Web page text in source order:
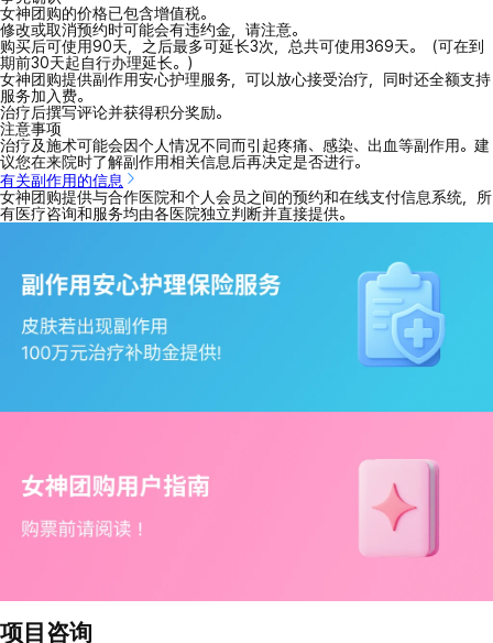
女神团购的价格已包含增值税。
修改或取消预约时可能会有违约金，请注意。
购买后可使用90天，之后最多可延长3次，总共可使用369天。（可在到
期前30天起自行办理延长。）
女神团购提供副作用安心护理服务，可以放心接受治疗，同时还全额支持
服务加入费。
治疗后撰写评论并获得积分奖励。
注意事项
治疗及施术可能会因个人情况不同而引起疼痛、感染、出血等副作用。建
议您在来院时了解副作用相关信息后再决定是否进行。
有关副作用的信息
女神团购提供与合作医院和个人会员之间的预约和在线支付信息系统，所
有医疗咨询和服务均由各医院独立判断并直接提供。
项目咨询